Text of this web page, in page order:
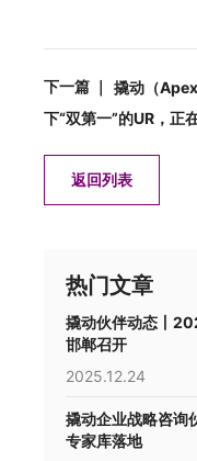
下一篇 ｜
撬动（
下“双第一”的UR，正
返回列表
热门文章
撬动伙伴动态丨
邯郸召开
2025.12.24
撬动企业战略咨询
专家库落地